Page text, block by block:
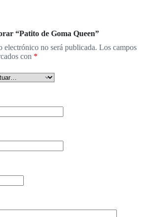
“Patito de Goma Queen”
electrónico no será publicada. Los campos
con *